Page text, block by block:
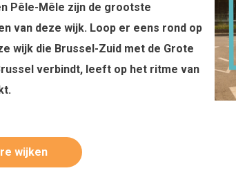
Pêle-Mêle zijn de grootste
van deze wijk. Loop er eens rond op
wijk die Brussel-Zuid met de Grote
verbindt, leeft op het ritme van
wijken